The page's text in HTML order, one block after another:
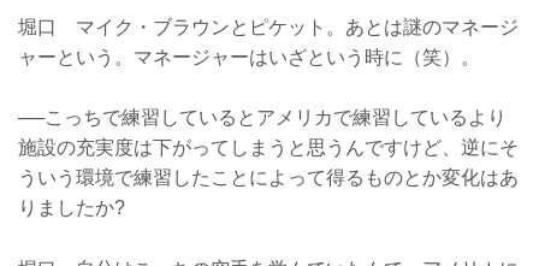
堀口 マイク・ブラウンとピケット。あとは謎のマネージ
ャーという。マネージャーはいざという時に（笑）。
──こっちで練習しているとアメリカで練習しているより
施設の充実度は下がってしまうと思うんですけど、逆にそ
ういう環境で練習したことによって得るものとか変化はあ
りましたか?